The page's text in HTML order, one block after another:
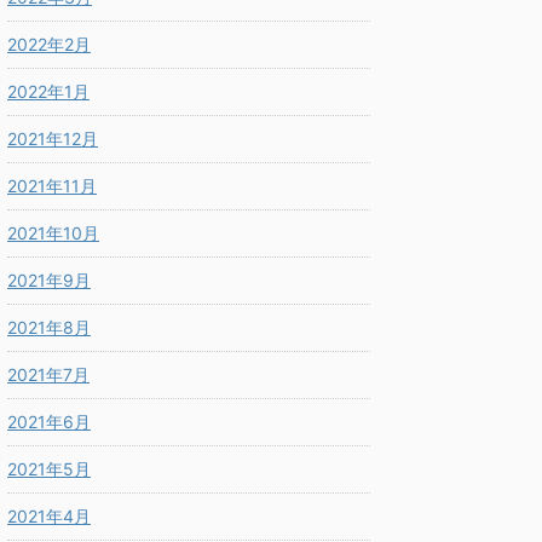
2022年2月
2022年1月
2021年12月
2021年11月
2021年10月
2021年9月
2021年8月
2021年7月
2021年6月
2021年5月
2021年4月